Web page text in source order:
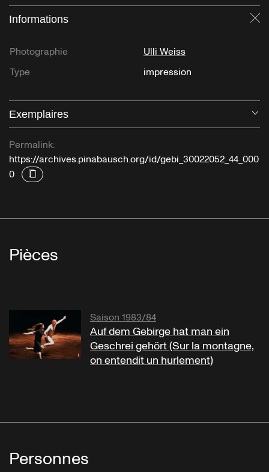
Informations
Photographie
Ulli Weiss
Type
impression
Exemplaires
Permalink:
https://archives.pinabausch.org/id/gebi_30022052_44_000
0
Pièces
Saison 1983/84
Auf dem Gebirge hat man ein
Geschrei gehört (Sur la montagne,
on entendit un hurlement)
Personnes